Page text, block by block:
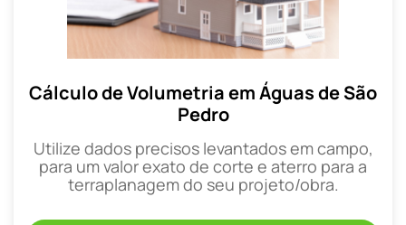
Cálculo de Volumetria em Águas de São
Pedro
Utilize dados precisos levantados em campo,
para um valor exato de corte e aterro para a
terraplanagem do seu projeto/obra.